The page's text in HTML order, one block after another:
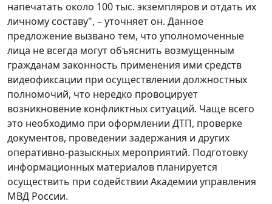
напечатать около 100 тыс. экземпляров и отдать их
личному составу", – уточняет он. Данное
предложение вызвано тем, что уполномоченные
лица не всегда могут объяснить возмущенным
гражданам законность применения ими средств
видеофиксации при осуществлении должностных
полномочий, что нередко провоцирует
возникновение конфликтных ситуаций. Чаще всего
это необходимо при оформлении ДТП, проверке
документов, проведении задержания и других
оперативно-разыскных мероприятий. Подготовку
информационных материалов планируется
осуществить при содействии Академии управления
МВД России.